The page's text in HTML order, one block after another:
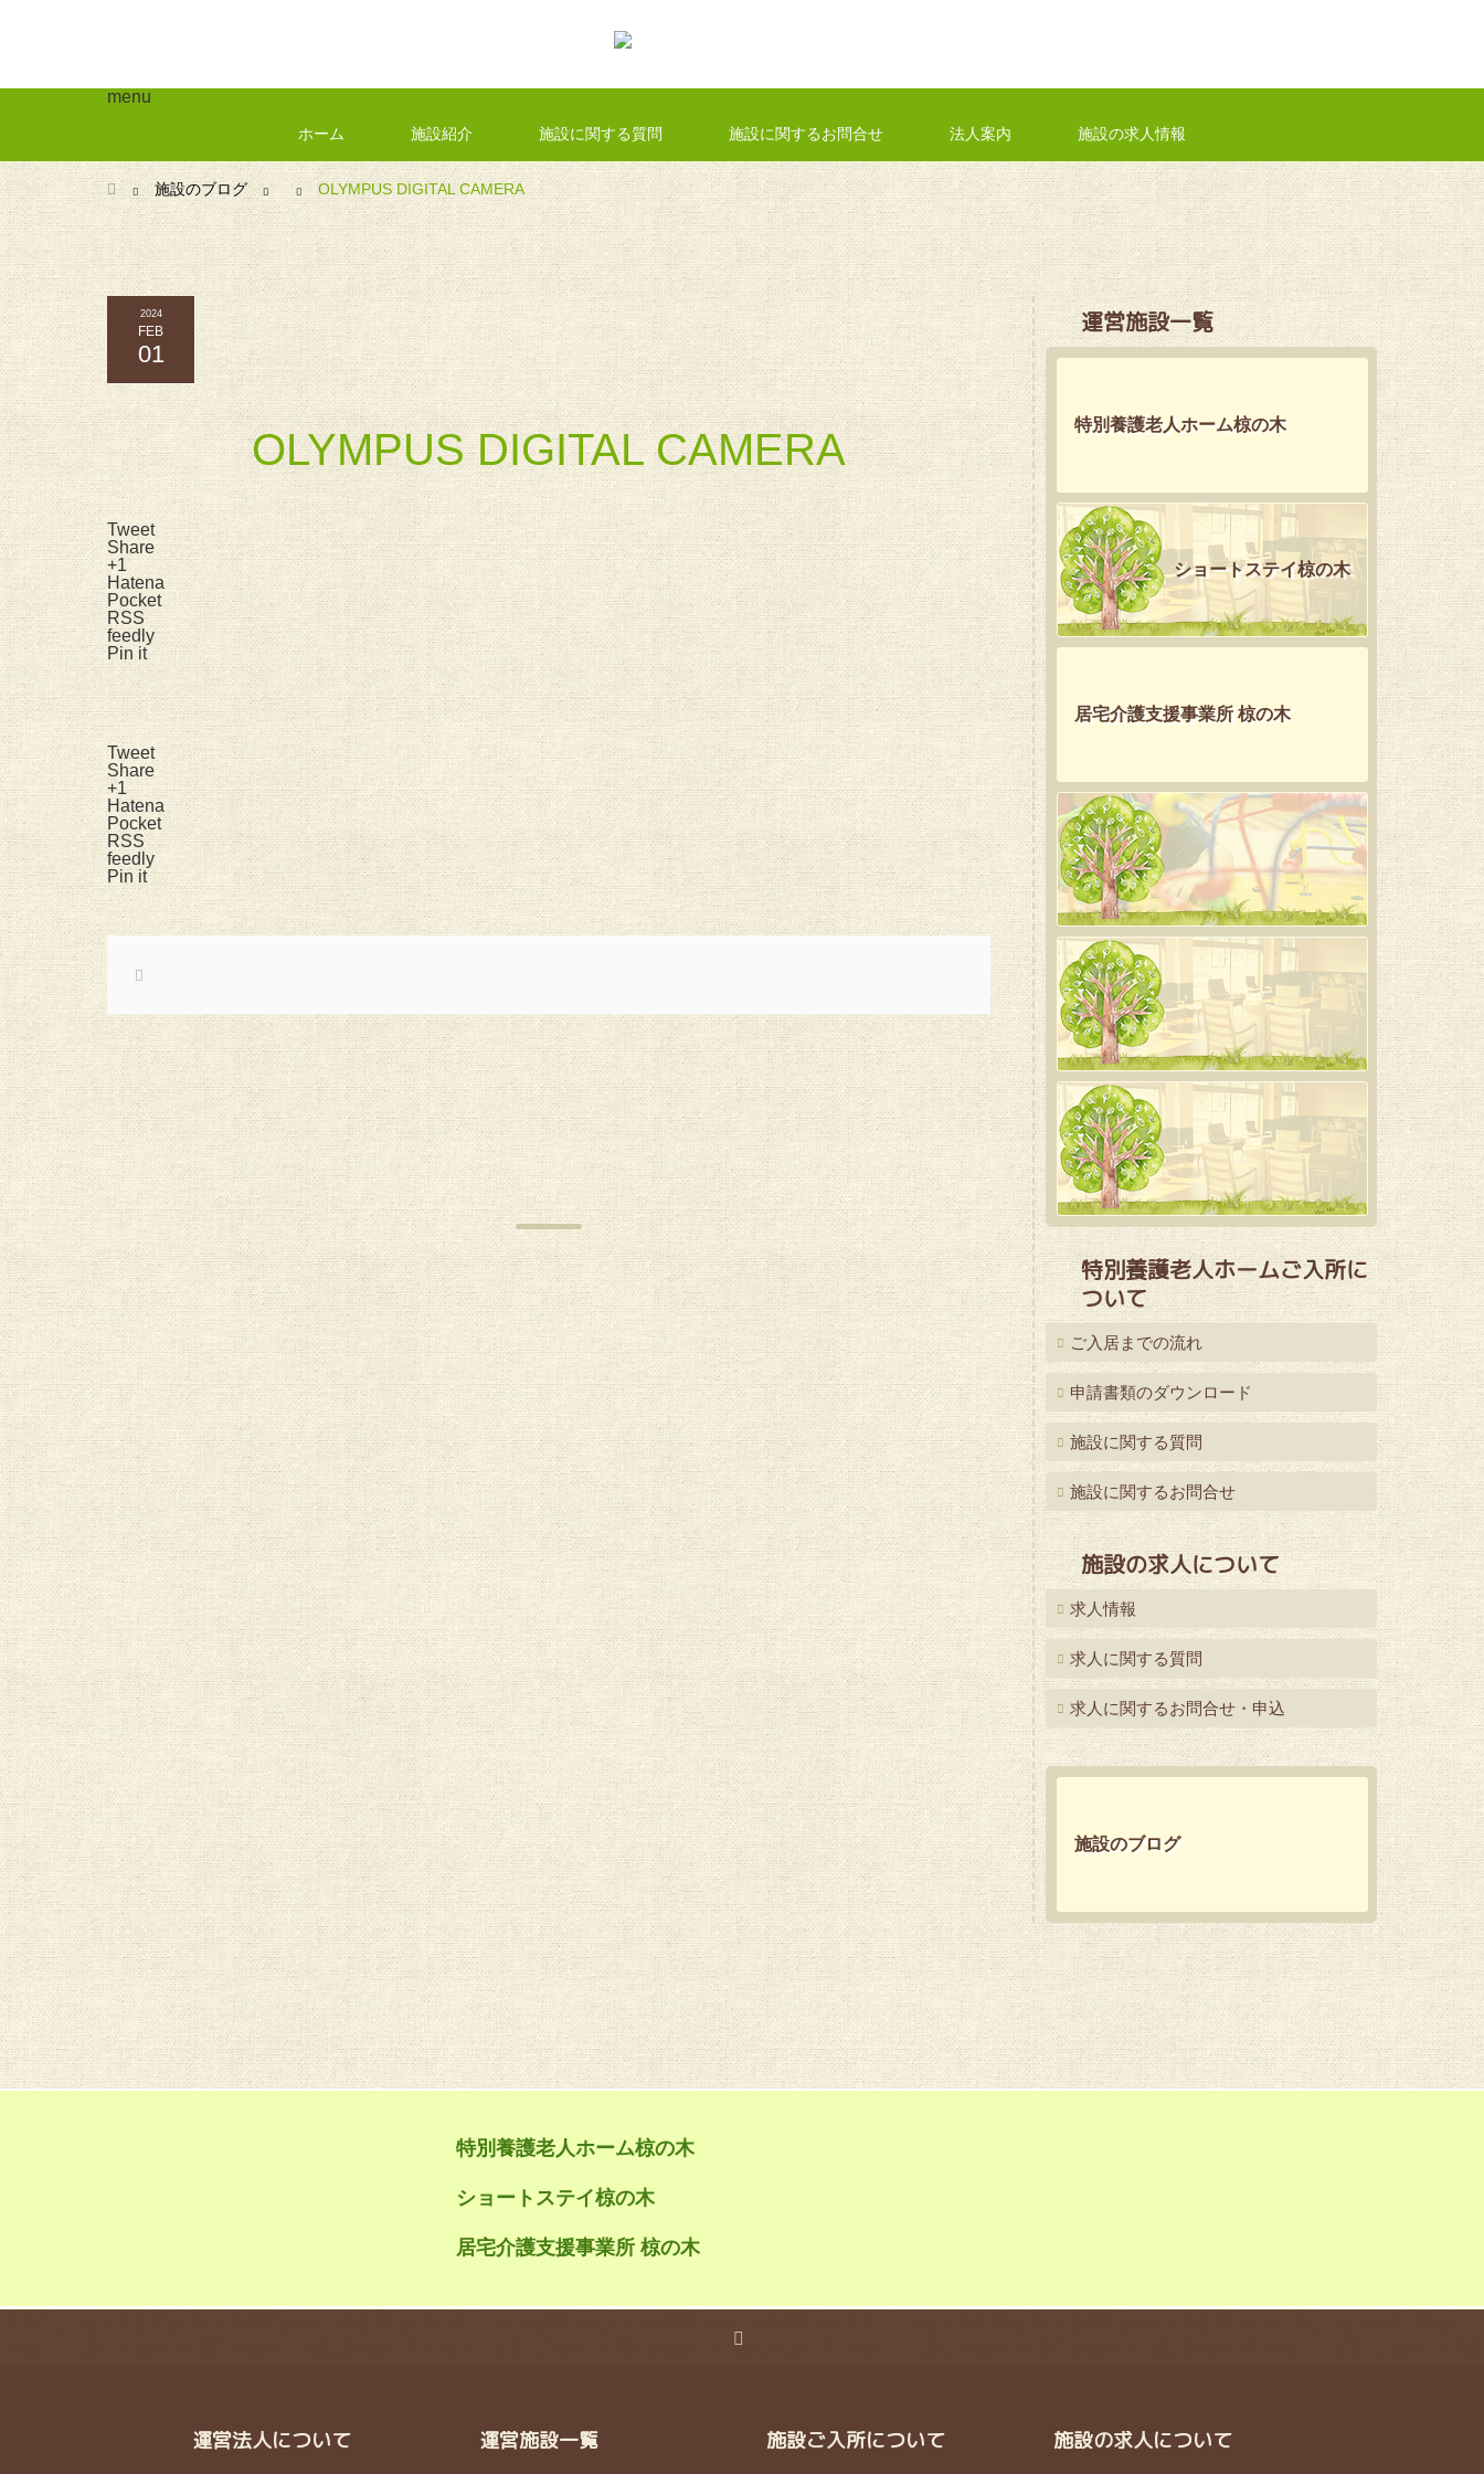
menu
ホーム 施設紹介 施設に関する質問 施設に関するお問合せ 法人案内 施設の求人情報
ホーム施設のブログ OLYMPUS DIGITAL CAMERA
2024
FEB
01
OLYMPUS DIGITAL CAMERA
Tweet
Share
+1
Hatena
Pocket
RSS
feedly
Pin it
Tweet
Share
+1
Hatena
Pocket
RSS
feedly
Pin it
運営施設一覧
特別養護老人ホーム椋の木
ショートステイ椋の木
居宅介護支援事業所 椋の木
特別養護老人ホームご入所に
ついて
ご入居までの流れ
申請書類のダウンロード
施設に関する質問
施設に関するお問合せ
施設の求人について
求人情報
求人に関する質問
求人に関するお問合せ・申込
施設のブログ
特別養護老人ホーム椋の木
ショートステイ椋の木
居宅介護支援事業所 椋の木
運営法人について 運営施設一覧 施設ご入所について 施設の求人について